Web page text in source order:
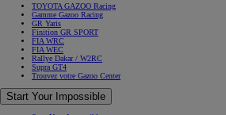
TOYOTA GAZOO Racing
Gamme Gazoo Racing
GR Yaris
Finition GR SPORT
FIA WRC
FIA WEC
Rallye Dakar / W2RC
Supra GT4
Trouvez votre Gazoo Center
Start Your Impossible